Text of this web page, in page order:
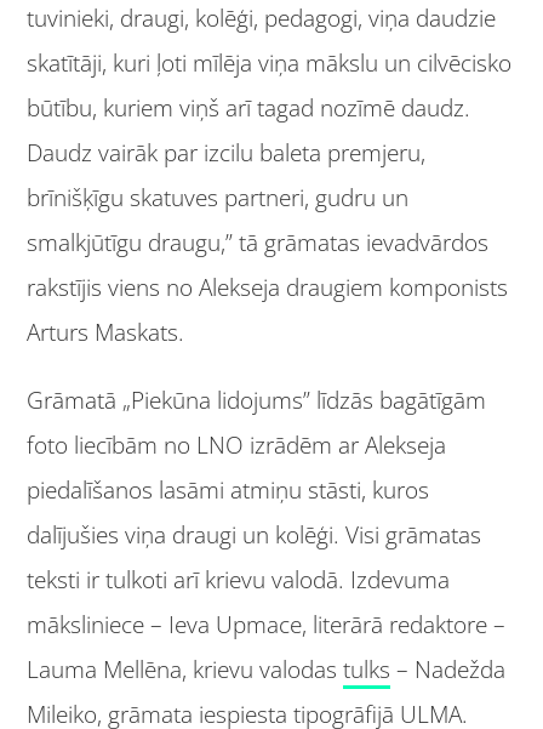
tuvinieki, draugi, kolēģi, pedagogi, viņa daudzie
skatītāji, kuri ļoti mīlēja viņa mākslu un cilvēcisko
būtību, kuriem viņš arī tagad nozīmē daudz.
Daudz vairāk par izcilu baleta premjeru,
brīnišķīgu skatuves partneri, gudru un
smalkjūtīgu draugu,” tā grāmatas ievadvārdos
rakstījis viens no Alekseja draugiem komponists
Arturs Maskats.
Grāmatā „Piekūna lidojums” līdzās bagātīgām
foto liecībām no LNO izrādēm ar Alekseja
piedalīšanos lasāmi atmiņu stāsti, kuros
dalījušies viņa draugi un kolēģi. Visi grāmatas
teksti ir tulkoti arī krievu valodā. Izdevuma
māksliniece – Ieva Upmace, literārā redaktore –
Lauma Mellēna, krievu valodastulks – Nadežda
Mileiko, grāmata iespiesta tipogrāfijā ULMA.